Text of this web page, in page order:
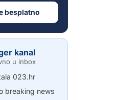
besplatno
kanal
u inbox
023.hr
breaking news